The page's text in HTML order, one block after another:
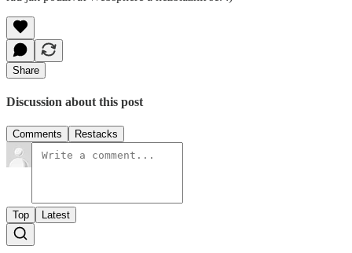
Share
Discussion about this post
Comments Restacks
Top Latest